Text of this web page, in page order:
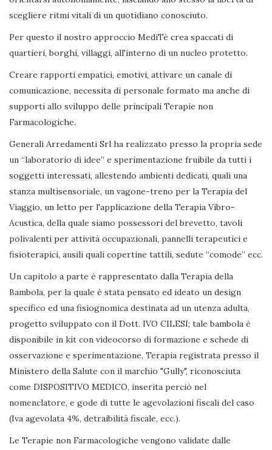
scegliere ritmi vitali di un quotidiano conosciuto.
Per questo il nostro approccio MediTè crea spaccati di
quartieri, borghi, villaggi, all'interno di un nucleo protetto.
Creare rapporti empatici, emotivi, attivare un canale di
comunicazione, necessita di personale formato ma anche di
supporti allo sviluppo delle principali Terapie non
Farmacologiche.
Generali Arredamenti Srl ha realizzato presso la propria sede
un “laboratorio di idee” e sperimentazione fruibile da tutti i
soggetti interessati, allestendo ambienti dedicati, quali una
stanza multisensoriale, un vagone-treno per la Terapia del
Viaggio, un letto per l'applicazione della Terapia Vibro-
Acustica, della quale siamo possessori del brevetto, tavoli
polivalenti per attività occupazionali, pannelli terapeutici e
fisioterapici, ausili quali copertine tattili, sedute “comode” ecc.
Un capitolo a parte è rappresentato dalla Terapia della
Bambola, per la quale è stata pensato ed ideato un design
specifico ed una fisiognomica destinata ad un utenza adulta,
progetto sviluppato con il Dott. IVO CILESI; tale bambola è
disponibile in kit con videocorso di formazione e schede di
osservazione e sperimentazione, Terapia registrata presso il
Ministero della Salute con il marchio "Gully", riconosciuta
come DISPOSITIVO MEDICO, inserita perciò nel
nomenclatore, e gode di tutte le agevolazioni fiscali del caso
(Iva agevolata 4%, detraibilità fiscale, ecc.).
Le Terapie non Farmacologiche vengono validate dalle